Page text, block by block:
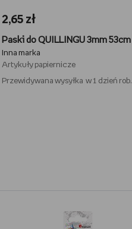
2,65 zł
Inna marka
Artykuły papiernicze
Przewidywana wysyłka w 1 dzień rob.